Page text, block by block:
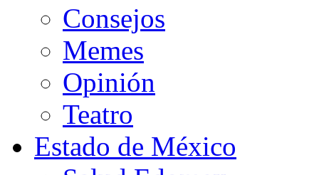
Consejos
Memes
Opinión
Teatro
Estado de México